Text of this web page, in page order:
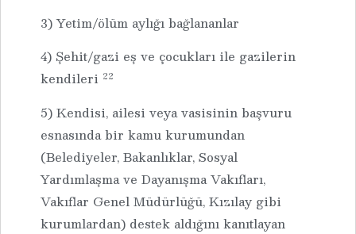
3) Yetim/ölüm aylığı bağlananlar
4) Şehit/gazi eş ve çocukları ile gazilerin
kendileri 22
5) Kendisi, ailesi veya vasisinin başvuru
esnasında bir kamu kurumundan
(Belediyeler, Bakanlıklar, Sosyal
Yardımlaşma ve Dayanışma Vakıfları,
Vakıflar Genel Müdürlüğü, Kızılay gibi
kurumlardan) destek aldığını kanıtlayan